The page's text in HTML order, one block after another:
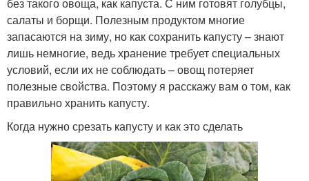
без такого овоща, как капуста. С ним готовят голубцы,
салаты и борщи. Полезным продуктом многие
запасаются на зиму, но как сохранить капусту – знают
лишь немногие, ведь хранение требует специальных
условий, если их не соблюдать – овощ потеряет
полезные свойства. Поэтому я расскажу вам о том, как
правильно хранить капусту.
Когда нужно срезать капусту и как это сделать